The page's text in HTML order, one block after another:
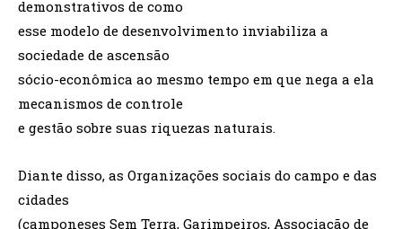
demonstrativos de como
esse modelo de desenvolvimento inviabiliza a
sociedade de ascensão
sócio-econômica ao mesmo tempo em que nega a ela
mecanismos de controle
e gestão sobre suas riquezas naturais.
Diante disso, as Organizações sociais do campo e das
cidades
(camponeses Sem Terra, Garimpeiros, Associação de